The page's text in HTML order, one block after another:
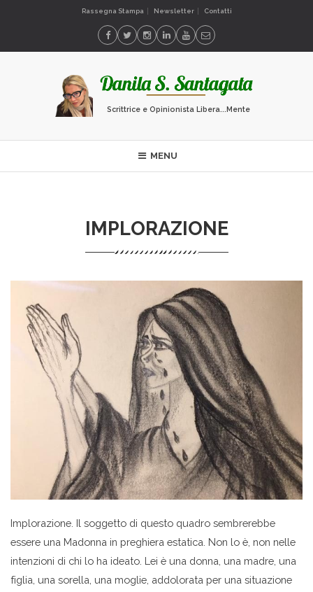
Rassegna Stampa Newsletter Contatti
Scrittrice e Opinionista Libera...Mente
MENU
IMPLORAZIONE
Implorazione. Il soggetto di questo quadro sembrerebbe
essere una Madonna in preghiera estatica. Non lo è, non nelle
intenzioni di chi lo ha ideato. Lei è una donna, una madre, una
figlia, una sorella, una moglie, addolorata per una situazione